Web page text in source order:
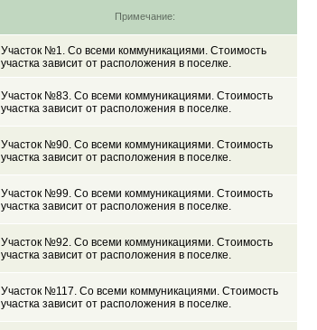
Примечание:
Участок №1. Со всеми коммуникациями. Стоимость
участка зависит от расположения в поселке.
Участок №83. Со всеми коммуникациями. Стоимость
участка зависит от расположения в поселке.
Участок №90. Со всеми коммуникациями. Стоимость
участка зависит от расположения в поселке.
Участок №99. Со всеми коммуникациями. Стоимость
участка зависит от расположения в поселке.
Участок №92. Со всеми коммуникациями. Стоимость
участка зависит от расположения в поселке.
Участок №117. Со всеми коммуникациями. Стоимость
участка зависит от расположения в поселке.